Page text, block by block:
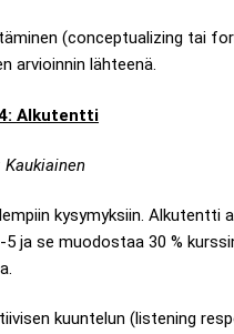
(conceptualizing tai
arvioinnin lähteenä.
Alkutentti
kysymyksiin. Alkutentti
5 ja se muodostaa 30 %
kuuntelun (listening